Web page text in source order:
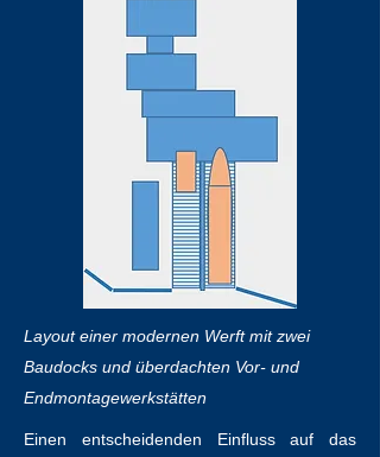
Layout einer modernen Werft mit zwei
Baudocks und überdachten Vor- und
Endmontagewerkstätten
Einen entscheidenden Einfluss auf das